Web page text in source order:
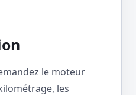
le moteur
les